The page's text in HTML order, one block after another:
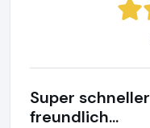
Super
freundlich...